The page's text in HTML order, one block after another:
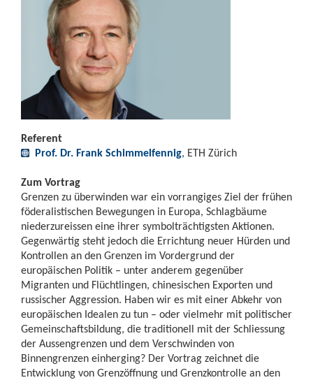
Referent
Prof. Dr. Frank Schimmelfennig, ETH Zürich
Zum Vortrag
Grenzen zu überwinden war ein vorrangiges Ziel der frühen
föderalistischen Bewegungen in Europa, Schlagbäume
niederzureissen eine ihrer symbolträchtigsten Aktionen.
Gegenwärtig steht jedoch die Errichtung neuer Hürden und
Kontrollen an den Grenzen im Vordergrund der
europäischen Politik – unter anderem gegenüber
Migranten und Flüchtlingen, chinesischen Exporten und
russischer Aggression. Haben wir es mit einer Abkehr von
europäischen Idealen zu tun – oder vielmehr mit politischer
Gemeinschaftsbildung, die traditionell mit der Schliessung
der Aussengrenzen und dem Verschwinden von
Binnengrenzen einherging? Der Vortrag zeichnet die
Entwicklung von Grenzöffnung und Grenzkontrolle an den